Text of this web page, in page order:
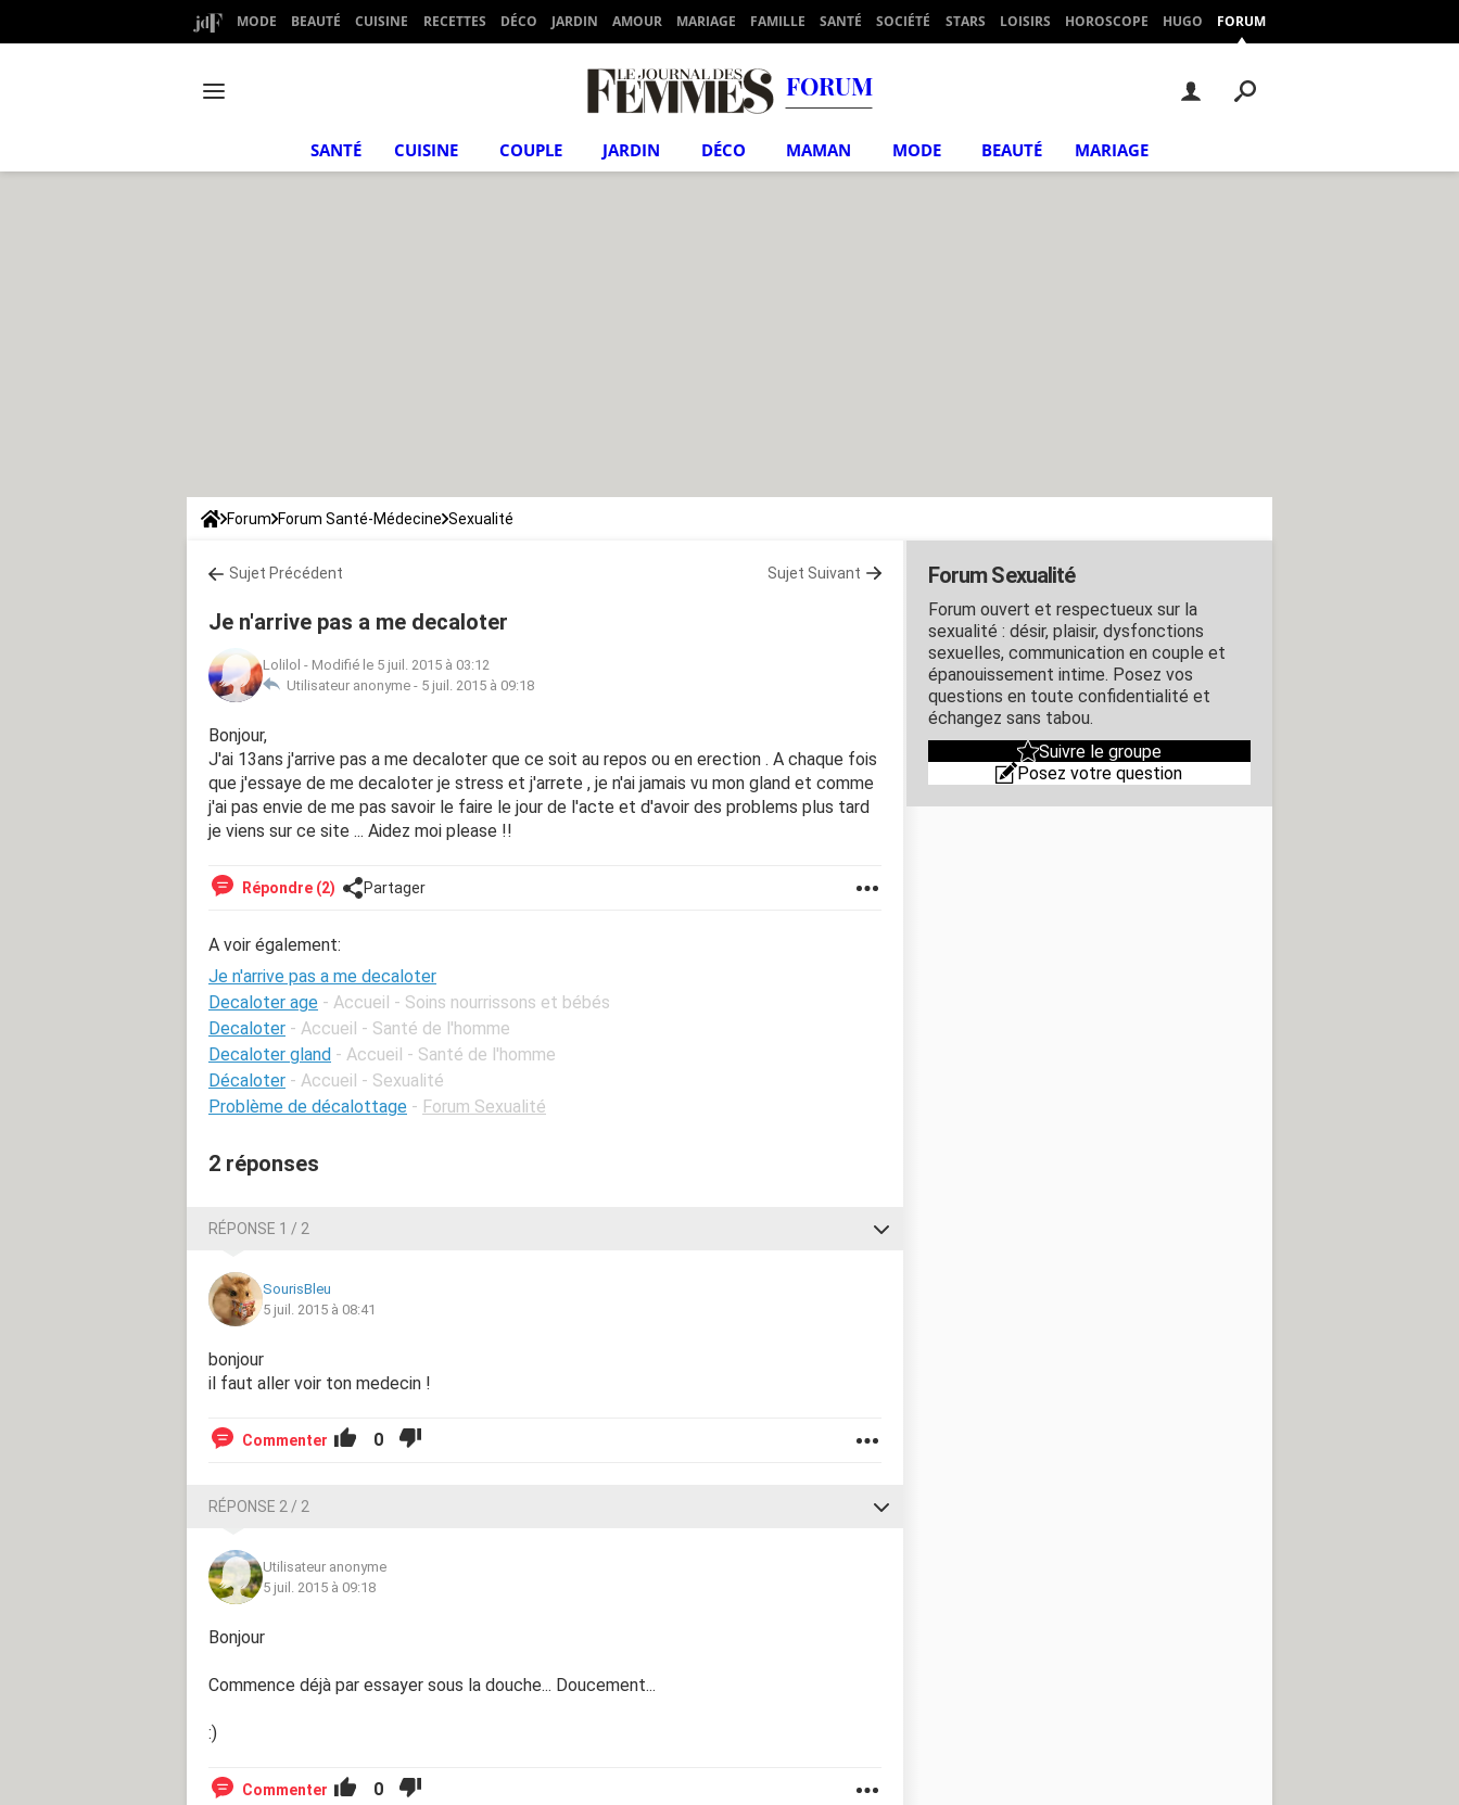
MODE BEAUTÉ CUISINE RECETTES DÉCO JARDIN AMOUR MARIAGE FAMILLE SANTÉ SOCIÉTÉ STARS LOISIRS HOROSCOPE HUGO FORUM
FORUM
SANTÉ CUISINE COUPLE JARDIN DÉCO MAMAN MODE BEAUTÉ MARIAGE
Forum Forum Santé-Médecine Sexualité
Sujet Précédent Sujet Suivant
Je n'arrive pas a me decaloter
Lolilol - Modifié le 5 juil. 2015 à 03:12
Utilisateur anonyme - 5 juil. 2015 à 09:18
Bonjour,
J'ai 13ans j'arrive pas a me decaloter que ce soit au repos ou en erection . A chaque fois
que j'essaye de me decaloter je stress et j'arrete , je n'ai jamais vu mon gland et comme
j'ai pas envie de me pas savoir le faire le jour de l'acte et d'avoir des problems plus tard
je viens sur ce site ... Aidez moi please !!
Répondre (2) Partager
A voir également:
Je n'arrive pas a me decaloter
Decaloter age - Accueil - Soins nourrissons et bébés
Decaloter - Accueil - Santé de l'homme
Decaloter gland - Accueil - Santé de l'homme
Décaloter - Accueil - Sexualité
Problème de décalottage - Forum Sexualité
2 réponses
RÉPONSE 1 / 2
SourisBleu
5 juil. 2015 à 08:41
bonjour
il faut aller voir ton medecin !
Commenter 0
RÉPONSE 2 / 2
Utilisateur anonyme
5 juil. 2015 à 09:18
Bonjour
Commence déjà par essayer sous la douche... Doucement...
:)
Commenter 0
Forum Sexualité
Forum ouvert et respectueux sur la
sexualité : désir, plaisir, dysfonctions
sexuelles, communication en couple et
épanouissement intime. Posez vos
questions en toute confidentialité et
échangez sans tabou.
Suivre le groupe
Posez votre question